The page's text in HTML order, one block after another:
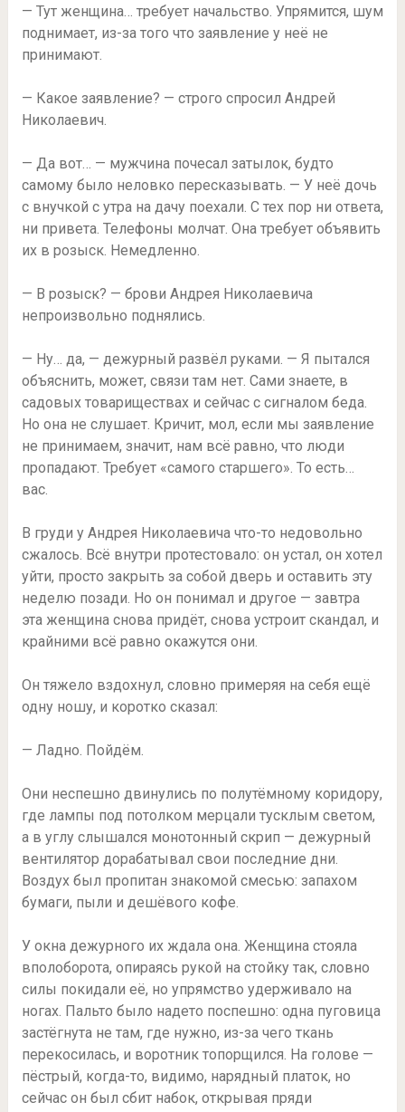
— Тут женщина… требует начальство. Упрямится, шум
поднимает, из-за того что заявление у неё не
принимают.
— Какое заявление? — строго спросил Андрей
Николаевич.
— Да вот… — мужчина почесал затылок, будто
самому было неловко пересказывать. — У неё дочь
с внучкой с утра на дачу поехали. С тех пор ни ответа,
ни привета. Телефоны молчат. Она требует объявить
их в розыск. Немедленно.
— В розыск? — брови Андрея Николаевича
непроизвольно поднялись.
— Ну… да, — дежурный развёл руками. — Я пытался
объяснить, может, связи там нет. Сами знаете, в
садовых товариществах и сейчас с сигналом беда.
Но она не слушает. Кричит, мол, если мы заявление
не принимаем, значит, нам всё равно, что люди
пропадают. Требует «самого старшего». То есть…
вас.
В груди у Андрея Николаевича что-то недовольно
сжалось. Всё внутри протестовало: он устал, он хотел
уйти, просто закрыть за собой дверь и оставить эту
неделю позади. Но он понимал и другое — завтра
эта женщина снова придёт, снова устроит скандал, и
крайними всё равно окажутся они.
Он тяжело вздохнул, словно примеряя на себя ещё
одну ношу, и коротко сказал:
— Ладно. Пойдём.
Они неспешно двинулись по полутёмному коридору,
где лампы под потолком мерцали тусклым светом,
а в углу слышался монотонный скрип — дежурный
вентилятор дорабатывал свои последние дни.
Воздух был пропитан знакомой смесью: запахом
бумаги, пыли и дешёвого кофе.
У окна дежурного их ждала она. Женщина стояла
вполоборота, опираясь рукой на стойку так, словно
силы покидали её, но упрямство удерживало на
ногах. Пальто было надето поспешно: одна пуговица
застёгнута не там, где нужно, из-за чего ткань
перекосилась, и воротник топорщился. На голове —
пёстрый, когда-то, видимо, нарядный платок, но
сейчас он был сбит набок, открывая пряди